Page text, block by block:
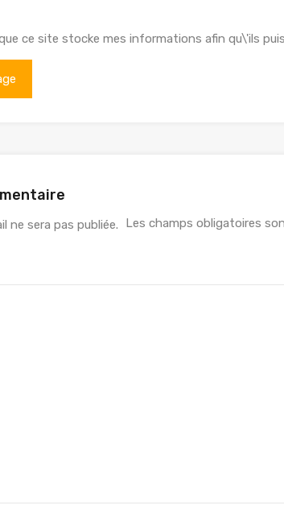
ce site stocke mes informations afin qu\'ils
ne sera pas publiée. Les champs obligatoires